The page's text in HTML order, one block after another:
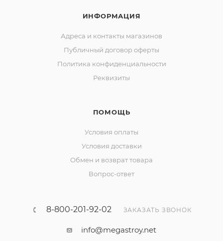
ИНФОРМАЦИЯ
Адреса и контакты магазинов
Публичный договор оферты
Политика конфиденциальности
Реквизиты
ПОМОЩЬ
Условия оплаты
Условия доставки
Обмен и возврат товара
Вопрос-ответ
8-800-201-92-02 ЗАКАЗАТЬ ЗВОНОК
info@megastroy.net